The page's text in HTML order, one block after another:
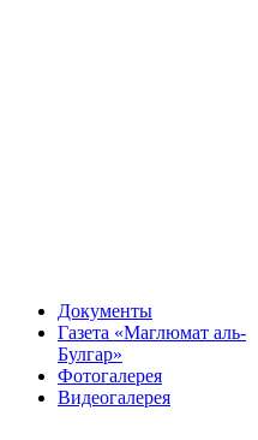
Документы
Газета «Маглюмат аль-
Булгар»
Фотогалерея
Видеогалерея